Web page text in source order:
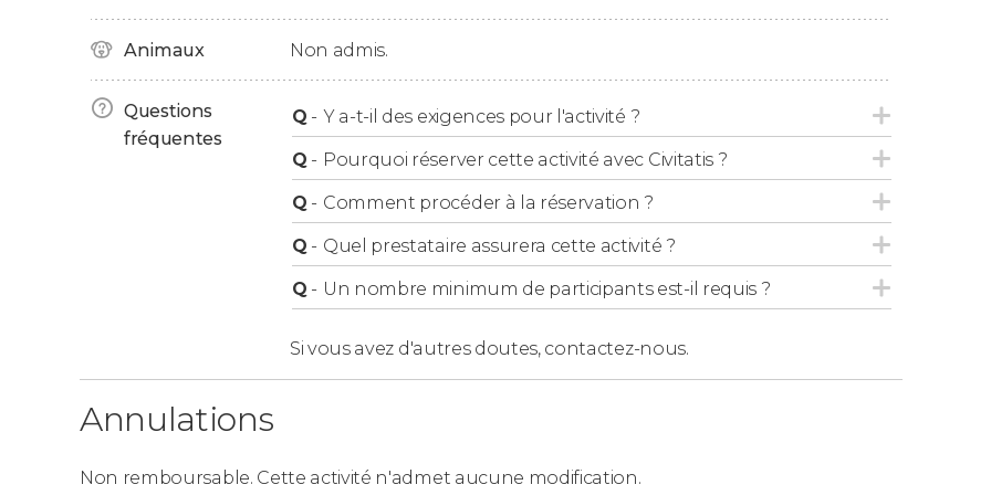
Important
La durée totale de l'activité est d'une heure, mais la descente en tyrolienne ne dure
qu'une minute.
Animaux Non admis.
Questions
fréquentes
Q - Y a-t-il des exigences pour l'activité ?
Q - Pourquoi réserver cette activité avec Civitatis ?
Q - Comment procéder à la réservation ?
Q - Quel prestataire assurera cette activité ?
Q - Un nombre minimum de participants est-il requis ?
Si vous avez d'autres doutes, contactez-nous.
Annulations
Non remboursable. Cette activité n'admet aucune modification.